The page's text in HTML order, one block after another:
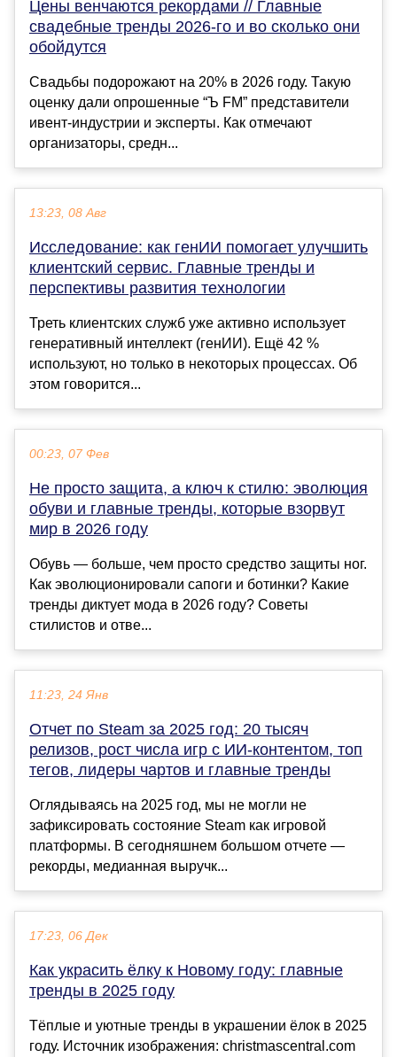
Цены венчаются рекордами // Главные
свадебные тренды 2026-го и во сколько они
обойдутся
Свадьбы подорожают на 20% в 2026 году. Такую
оценку дали опрошенные “Ъ FM” представители
ивент-индустрии и эксперты. Как отмечают
организаторы, средн...
13:23, 08 Авг
Исследование: как генИИ помогает улучшить
клиентский сервис. Главные тренды и
перспективы развития технологии
Треть клиентских служб уже активно использует
генеративный интеллект (генИИ). Ещё 42 %
используют, но только в некоторых процессах. Об
этом говорится...
00:23, 07 Фев
Не просто защита, а ключ к стилю: эволюция
обуви и главные тренды, которые взорвут
мир в 2026 году
Обувь — больше, чем просто средство защиты ног.
Как эволюционировали сапоги и ботинки? Какие
тренды диктует мода в 2026 году? Советы
стилистов и отве...
11:23, 24 Янв
Отчет по Steam за 2025 год: 20 тысяч
релизов, рост числа игр с ИИ-контентом, топ
тегов, лидеры чартов и главные тренды
Оглядываясь на 2025 год, мы не могли не
зафиксировать состояние Steam как игровой
платформы. В сегодняшнем большом отчете —
рекорды, медианная выручк...
17:23, 06 Дек
Как украсить ёлку к Новому году: главные
тренды в 2025 году
Тёплые и уютные тренды в украшении ёлок в 2025
году. Источник изображения: christmascentral.com